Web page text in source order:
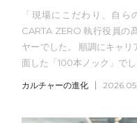
「現場にこだわり、自
CARTA ZERO 執行役員の
ヤーでした。 順調にキャ
面した「100本ノック」で
カルチャーの進化